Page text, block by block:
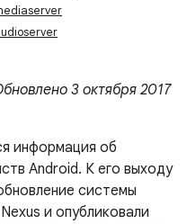
3 октября 2017
информация об
Android. К его выходу
системы
и опубликовали